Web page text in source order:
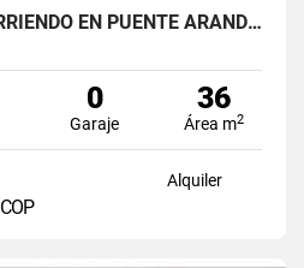
APARTAMENTO EN ARRIENDO EN PUENTE ARANDA PRIMAVERA 6-39
0
Garaje
36
Área m2
Alquiler
COP